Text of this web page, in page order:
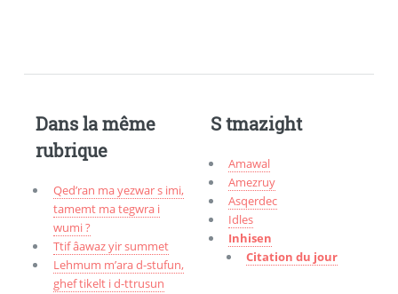
Dans la même
rubrique
Qed’ran ma yezwar s imi,
tamemt ma tegwra i
wumi ?
Ttif âawaz yir summet
Lehmum m’ara d-stufun,
ghef tikelt i d-ttrusun
S tmazight
Amawal
Amezruy
Asqerdec
Idles
Inhisen
Citation du jour